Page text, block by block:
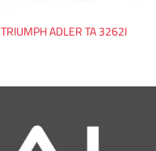
TRIUMPH ADLER TA 3262I